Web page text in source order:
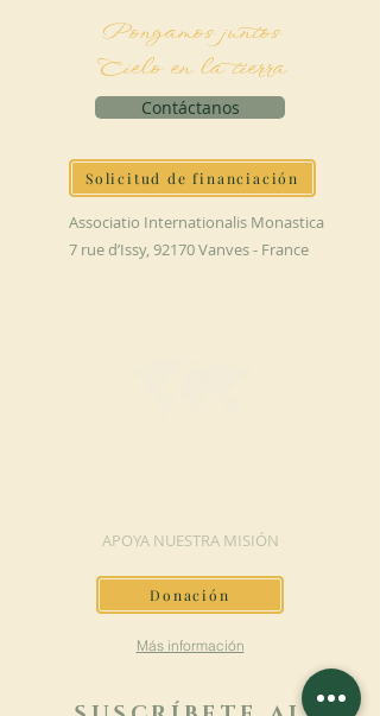
Pongamos juntos
Cielo en la tierra
Contáctanos
Solicitud de financiación
Associatio Internationalis Monastica
7 rue d’Issy, 92170 Vanves - France
APOYA NUESTRA MISIÓN
Donación
Más información